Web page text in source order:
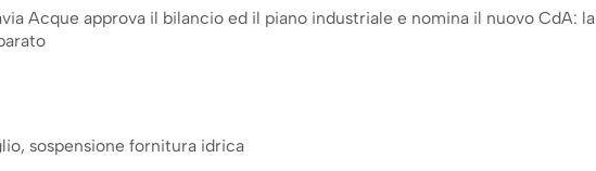
Acque approva il bilancio ed il piano industriale e nomina il nuovo CdA: la
sospensione fornitura idrica